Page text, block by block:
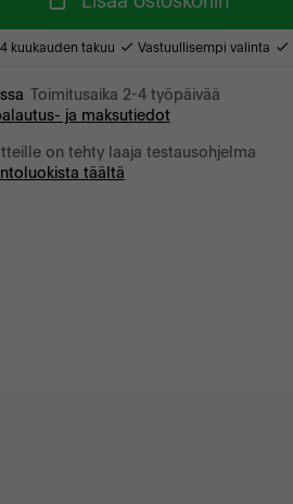
kuukauden takuu Vastuullisempi valinta
Toimitusaika 2-4 työpäivää
ja maksutiedot
on tehty laaja testausohjelma
täältä